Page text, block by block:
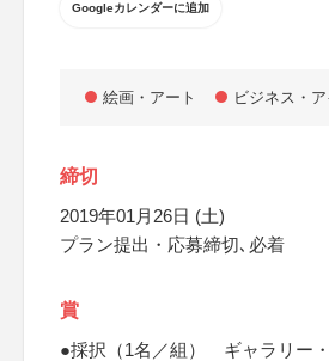
Googleカレンダーに追加
絵画・アート ビジネス・
締切
2019年01月26日 (土)
プラン提出・応募締切､必着
賞
●採択（1名／組） ギャラリー